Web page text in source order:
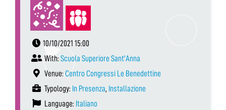
10/10/2021 15:00
With: Scuola Superiore Sant'Anna
Venue: Centro Congressi Le Benedettine
Typology: In Presenza, Installazione
Language: Italiano